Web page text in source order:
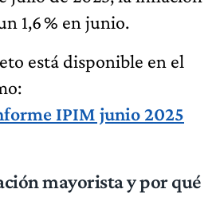
1,6 % en junio.
está disponible en el
IPIM junio 2025
mayorista y por qué